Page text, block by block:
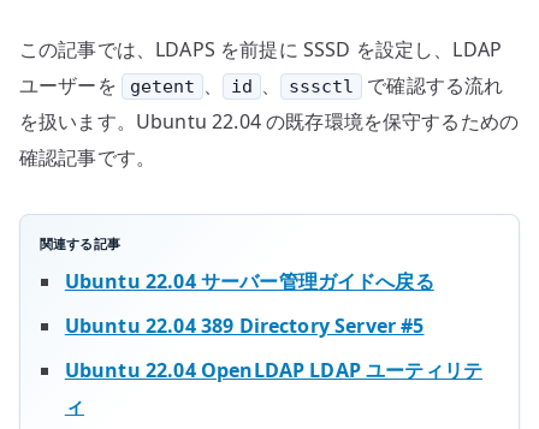
この記事では、LDAPS を前提に SSSD を設定し、LDAP
ユーザーを
getent 、 id 、 sssctl
で確認する流れ
を扱います。Ubuntu 22.04 の既存環境を保守するための
確認記事です。
関連する記事
Ubuntu 22.04 サーバー管理ガイドへ戻る
Ubuntu 22.04 389 Directory Server #5
Ubuntu 22.04 OpenLDAP LDAP ユーティリテ
ィ